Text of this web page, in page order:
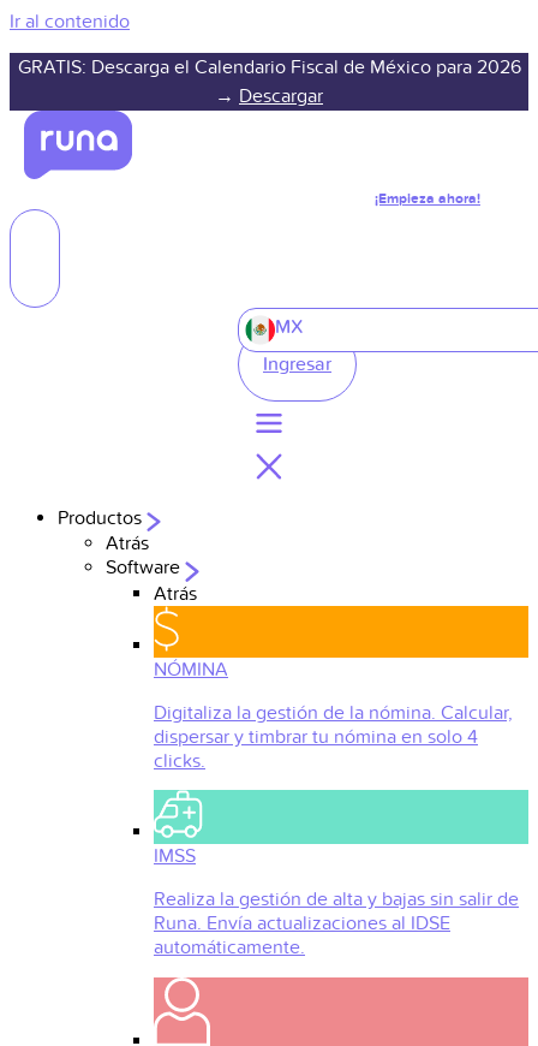
Ir al contenido
GRATIS: Descarga el Calendario Fiscal de México para 2026
→ Descargar
¡Empieza ahora!
MX
Ingresar
Productos
Atrás
Software
Atrás
NÓMINA
Digitaliza la gestión de la nómina. Calcular,
dispersar y timbrar tu nómina en solo 4
clicks.
IMSS
Realiza la gestión de alta y bajas sin salir de
Runa. Envía actualizaciones al IDSE
automáticamente.